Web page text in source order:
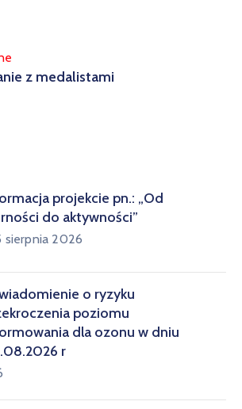
z medalistami
projekcie pn.: „Od
do aktywności”
sierpnia 2026
o ryzyku
poziomu
dla ozonu w dniu
r